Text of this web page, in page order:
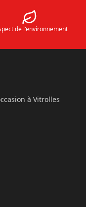
de l'environnement
à Vitrolles